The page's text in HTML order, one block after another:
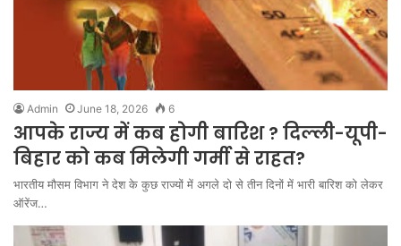
Admin June 18, 2026 6
आपके राज्य में कब होगी बारिश ? दिल्ली-यूपी-
बिहार को कब मिलेगी गर्मी से राहत?
भारतीय मौसम विभाग ने देश के कुछ राज्यों में अगले दो से तीन दिनों में भारी बारिश को लेकर
ऑरेंज…